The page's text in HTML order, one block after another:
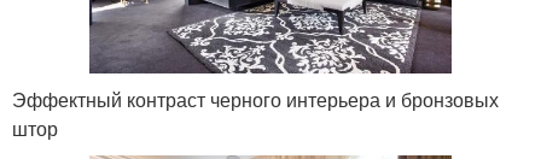
Эффектный контраст черного интерьера и бронзовых
штор